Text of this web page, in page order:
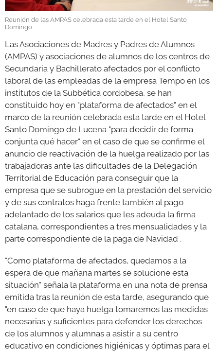
Reunión de las AMPAS celebrada esta tarde en el Hotel Santo
Domingo
Las Asociaciones de Madres y Padres de Alumnos
(AMPAS) y asociaciones de alumnos de los centros de
Secundaria y Bachillerato afectados por el conflicto
laboral de las empleadas de la empresa Tempo en los
institutos de la Subbética cordobesa, se han
constituido hoy en "plataforma de afectados" en el
marco de la reunión celebrada esta tarde en el Hotel
Santo Domingo de Lucena "para decidir de forma
conjunta qué hacer" en el caso de que se confirme el
anuncio de reactivación de la huelga realizado por las
trabajadoras ante las dificultades de la Delegación
Territorial de Educación para conseguir que la
empresa que se subrogue en la prestación del servicio
y de sus contratos haga frente también al pago
adelantado de los salarios que les adeuda la firma
catalana, correspondientes a tres mensualidades y la
parte correspondiente de la paga de Navidad .
"Como plataforma de afectados, quedamos a la
espera de que mañana martes se solucione esta
situación" señala la plataforma en una nota de prensa
emitida tras la reunión de esta tarde, asegurando que
"en caso de que haya huelga tomaremos las medidas
necesarias y suficientes para defender los derechos
de los alumnos y alumnas a asistir a su centro
educativo en condiciones higiénicas y óptimas para el